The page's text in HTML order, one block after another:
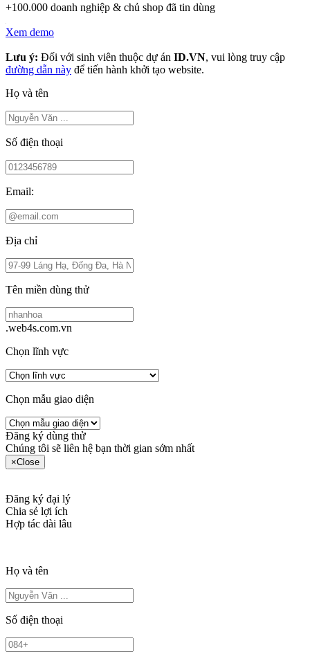
+100.000 doanh nghiệp & chủ shop đã tin dùng
Xem demo
Lưu ý: Đối với sinh viên thuộc dự án ID.VN, vui lòng truy cập
đường dẫn này để tiến hành khởi tạo website.
Họ và tên
Số điện thoại
Email:
Địa chỉ
Tên miền dùng thử
.web4s.com.vn
Chọn lĩnh vực
Chọn mẫu giao diện
Đăng ký dùng thử
Chúng tôi sẽ liên hệ bạn thời gian sớm nhất
×Close
Đăng ký đại lý
Chia sẻ lợi ích
Hợp tác dài lâu
Họ và tên
Số điện thoại